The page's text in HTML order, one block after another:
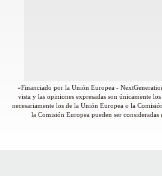
«Financiado por la Unión Europea -
vista y las opiniones expresadas son únicamente
necesariamente los de la Unión Europea o la
la Comisión Europea pueden ser consideradas